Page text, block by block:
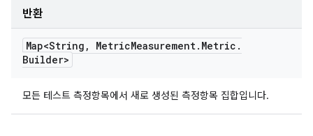
반환
Map<String , MetricMeasurement. Metric .
Builder>
모든 테스트 측정항목에서 새로 생성된 측정항목 집합입니다.